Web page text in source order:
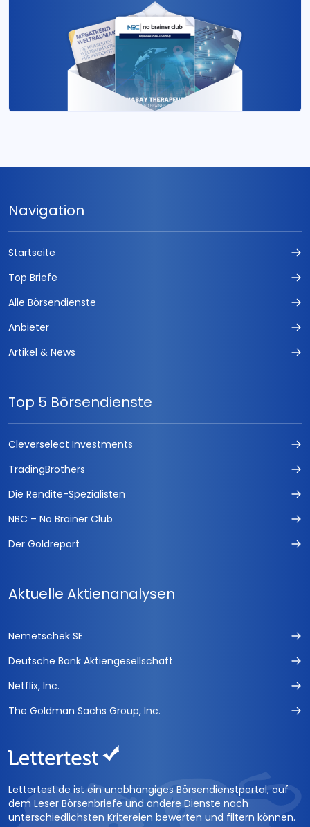
Navigation
Startseite
Top Briefe
Alle Börsendienste
Anbieter
Artikel & News
Top 5 Börsendienste
Cleverselect Investments
TradingBrothers
Die Rendite-Spezialisten
NBC – No Brainer Club
Der Goldreport
Aktuelle Aktienanalysen
Nemetschek SE
Deutsche Bank Aktiengesellschaft
Netflix, Inc.
The Goldman Sachs Group, Inc.
Lettertest.de ist ein unabhängiges Börsendienstportal, auf
dem Leser Börsenbriefe und andere Dienste nach
unterschiedlichsten Kritereien bewerten und filtern können.